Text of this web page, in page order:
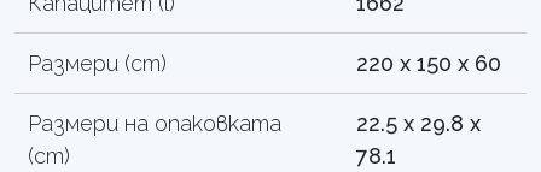
Размери (cm) 220 x 150 x 60
Размери на опаковката
(cm)
22.5 x 29.8 x
78.1